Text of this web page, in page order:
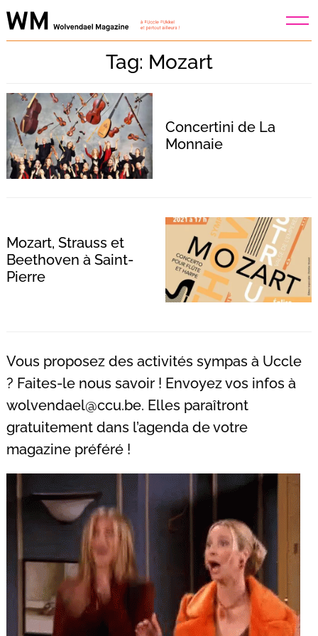
Skip
to
Tag: Mozart
Concertini de La
Monnaie
Mozart, Strauss et
Beethoven à Saint-
Pierre
Vous proposez des activités sympas à Uccle
? Faites-le nous savoir ! Envoyez vos infos à
wolvendael@ccu.be. Elles paraîtront
gratuitement dans l’agenda de votre
magazine préféré !
: